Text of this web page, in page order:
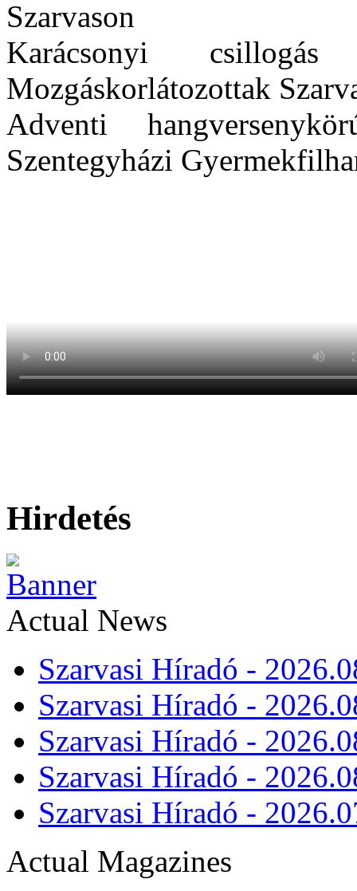
Szarvason
Karácsonyi
Mozgáskorlátozottak
Adventi
Szentegyházi
Hirdetés
Actual News
Szarvasi Híradó -
Szarvasi Híradó -
Szarvasi Híradó -
Szarvasi Híradó -
Szarvasi Híradó -
Actual Magazines